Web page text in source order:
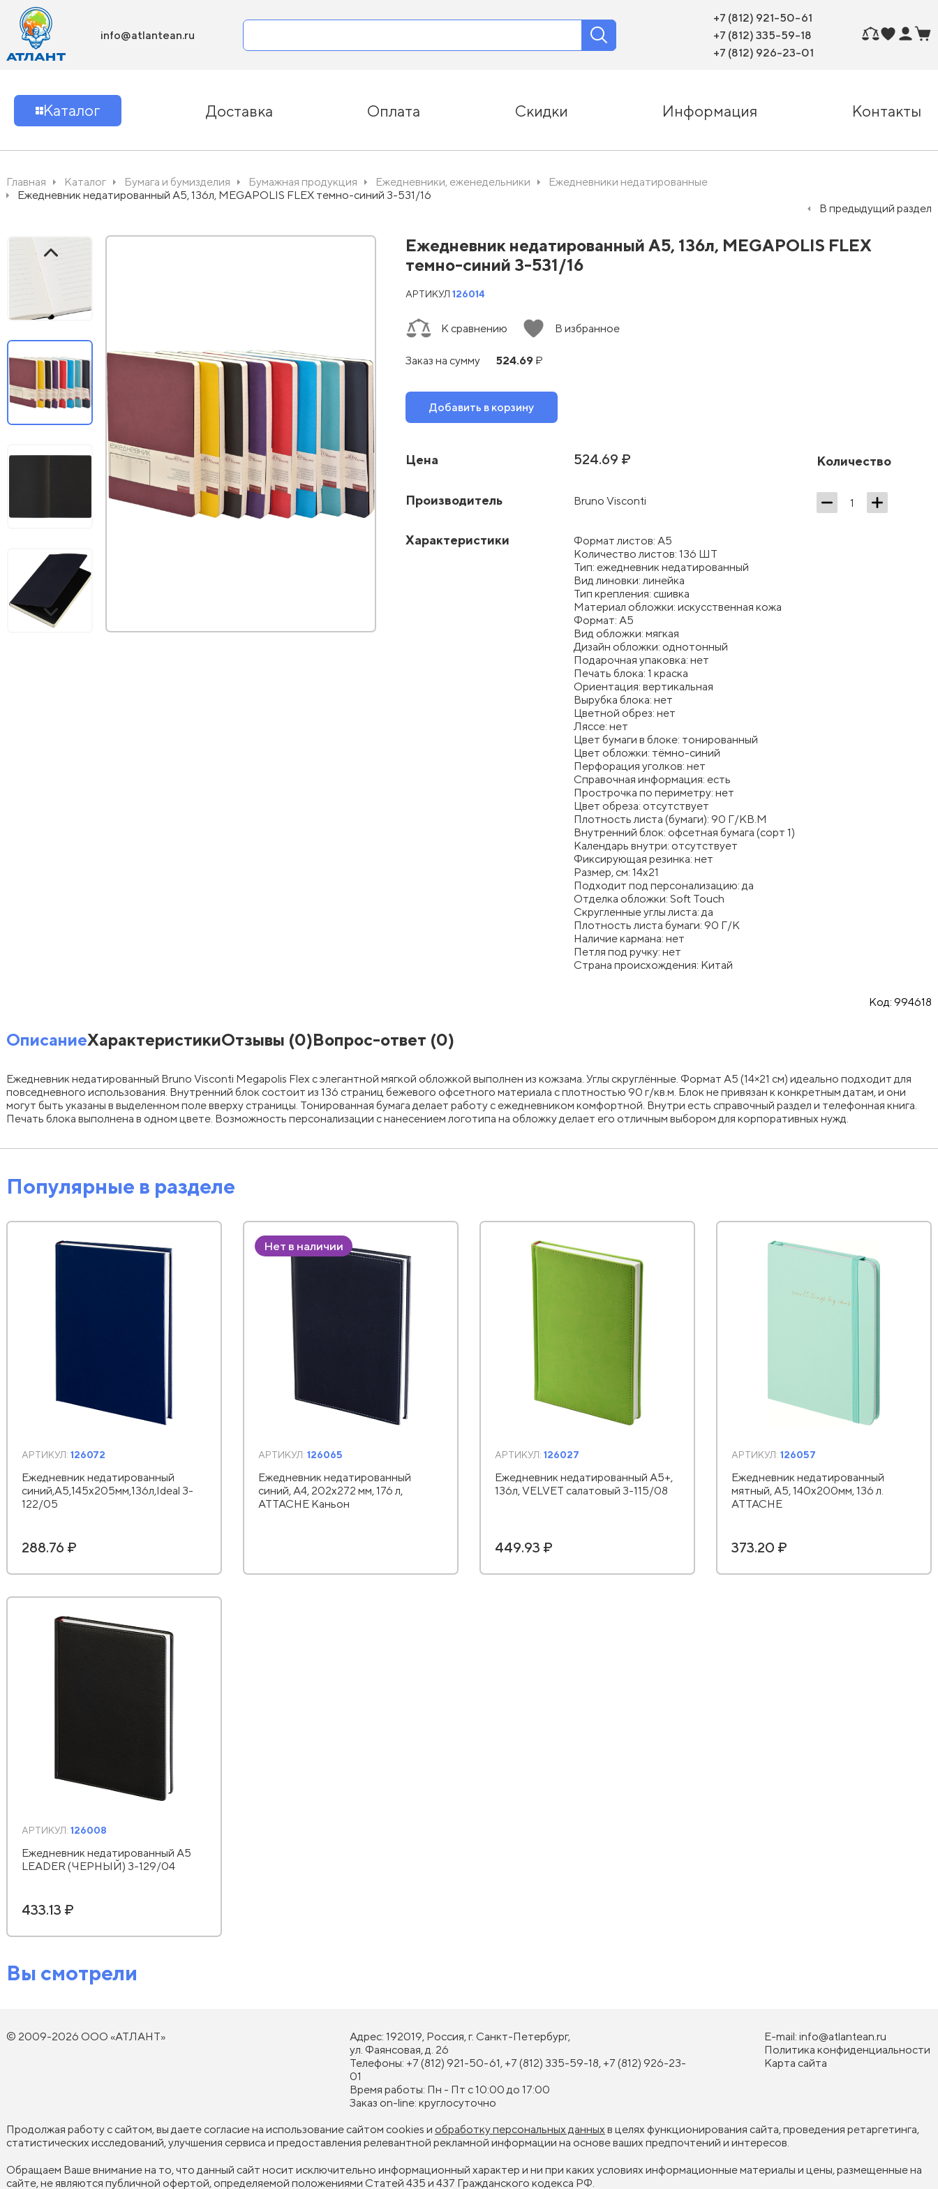
info@atlantean.ru
+7 (812) 921-50-61
+7 (812) 335-59-18
+7 (812) 926-23-01
Каталог Доставка Оплата Скидки Информация Контакты
Главная Каталог Бумага и бумизделия Бумажная продукция Ежедневники, еженедельники
Ежедневники недатированные
Ежедневник недатированный А5, 136л, MEGAPOLIS FLEX темно-синий 3-531/16
В предыдущий раздел
Ежедневник недатированный А5, 136л, MEGAPOLIS FLEX
темно-синий 3-531/16
Цена 524.69 ₽
Производитель Bruno Visconti
Характеристики
Формат листов: А5
Количество листов: 136 ШТ
Тип: ежедневник недатированный
Вид линовки: линейка
Тип крепления: сшивка
Материал обложки: искусственная кожа
Формат: А5
Вид обложки: мягкая
Дизайн обложки: однотонный
Подарочная упаковка: нет
Печать блока: 1 краска
Ориентация: вертикальная
Вырубка блока: нет
Цветной обрез: нет
Ляссе: нет
Цвет бумаги в блоке: тонированный
Цвет обложки: тёмно-синий
Перфорация уголков: нет
Справочная информация: есть
Прострочка по периметру: нет
Цвет обреза: отсутствует
Плотность листа (бумаги): 90 Г/КВ.М
Внутренний блок: офсетная бумага (сорт 1)
Календарь внутри: отсутствует
Фиксирующая резинка: нет
Размер, см: 14x21
Подходит под персонализацию: да
Отделка обложки: Soft Touch
Скругленные углы листа: да
Плотность листа бумаги: 90 Г/К
Наличие кармана: нет
Петля под ручку: нет
Страна происхождения: Китай
Количество
АРТИКУЛ126014
К сравнению В избранное
Заказ на сумму 524.69 ₽
Добавить в корзину
Код: 994618
ОписаниеХарактеристикиОтзывы (0)Вопрос-ответ (0)
Ежедневник недатированный Bruno Visconti Megapolis Flex с элегантной мягкой обложкой выполнен из кожзама. Углы скруглённые. Формат А5 (14×21 см) идеально подходит для
повседневного использования. Внутренний блок состоит из 136 страниц бежевого офсетного материала с плотностью 90 г/кв.м. Блок не привязан к конкретным датам, и они
могут быть указаны в выделенном поле вверху страницы. Тонированная бумага делает работу с ежедневником комфортной. Внутри есть справочный раздел и телефонная книга.
Печать блока выполнена в одном цвете. Возможность персонализации с нанесением логотипа на обложку делает его отличным выбором для корпоративных нужд.
Популярные в разделе
АРТИКУЛ: 126072
Ежедневник недатированный
синий,А5,145х205мм,136л,Ideal 3-
122/05
288.76 ₽
Нет в наличии
АРТИКУЛ: 126065
Ежедневник недатированный
синий, А4, 202х272 мм, 176 л,
АТТАСНЕ Каньон
АРТИКУЛ: 126027
Ежедневник недатированный А5+,
136л, VELVET салатовый 3-115/08
449.93 ₽
АРТИКУЛ: 126057
Ежедневник недатированный
мятный, А5, 140x200мм, 136 л.
ATTACHE
373.20 ₽
АРТИКУЛ: 126008
Ежедневник недатированный А5
LEADER (ЧЕРНЫЙ) 3-129/04
433.13 ₽
Вы смотрели
© 2009-2026 ООО «АТЛАНТ»
Адрес: 192019, Россия, г. Санкт-Петербург,
ул. Фаянсовая, д. 26
Телефоны: +7 (812) 921-50-61, +7 (812) 335-59-18, +7 (812) 926-23-
01
Время работы: Пн - Пт с 10:00 до 17:00
Заказ on-line: круглосуточно
E-mail: info@atlantean.ru
Политика конфиденциальности
Карта сайта
Продолжая работу с сайтом, вы даете согласие на использование сайтом cookies и обработку персональных данных в целях функционирования сайта, проведения ретаргетинга,
статистических исследований, улучшения сервиса и предоставления релевантной рекламной информации на основе ваших предпочтений и интересов.
Обращаем Ваше внимание на то, что данный сайт носит исключительно информационный характер и ни при каких условиях информационные материалы и цены, размещенные на
сайте, не являются публичной офертой, определяемой положениями Статей 435 и 437 Гражданского кодекса РФ.